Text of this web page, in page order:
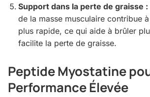
Support dans la perte de graisse :
de la masse musculaire contribue
plus rapide, ce qui aide à brûler
facilite la perte de graisse.
Peptide Myostatine
Performance Élevée